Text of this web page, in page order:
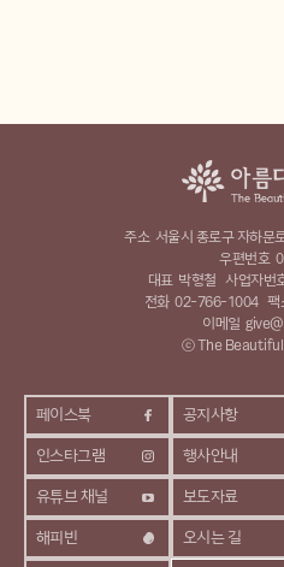
페이스북
인스타그램
유튜브 채널
해피빈
공지사항
행사안내
보도자료
오시는 길
주소 서울시 종로구 자하문
우편번호
대표 박형철 사업자번
전화 02-766-1004 팩
이메일
ⓒ The